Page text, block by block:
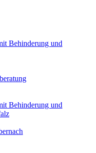
Behinderung und
Behinderung und